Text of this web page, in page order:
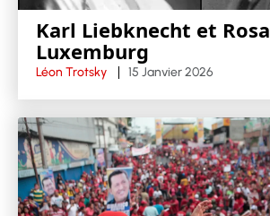
Karl Liebknecht et Rosa
Luxemburg
Léon Trotsky 15 Janvier 2026